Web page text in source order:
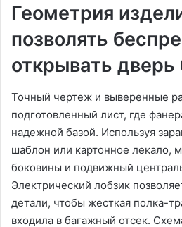
Геометрия
позволять
открывать дверь
Точный чертеж и выверенные
подготовленный лист, где
надежной базой. Используя
шаблон или картонное лекало,
боковины и подвижный
Электрический лобзик
детали, чтобы жесткая полка-
входила в багажный отсек.